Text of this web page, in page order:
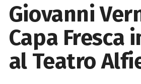
Giovanni
Capa Fresca
al Teatro